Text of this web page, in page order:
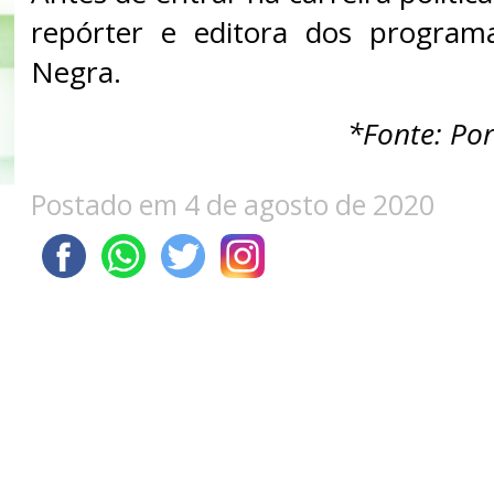
repórter e editora dos
Negra.
*Fonte:
Postado em 4 de agosto de 2020